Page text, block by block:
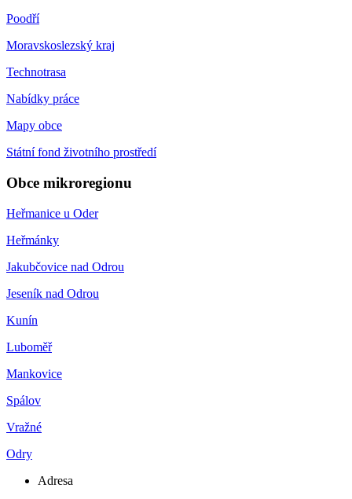
Poodří
Moravskoslezský kraj
Technotrasa
Nabídky práce
Mapy obce
Státní fond životního prostředí
Obce mikroregionu
Heřmanice u Oder
Heřmánky
Jakubčovice nad Odrou
Jeseník nad Odrou
Kunín
Luboměř
Mankovice
Spálov
Vražné
Odry
Adresa